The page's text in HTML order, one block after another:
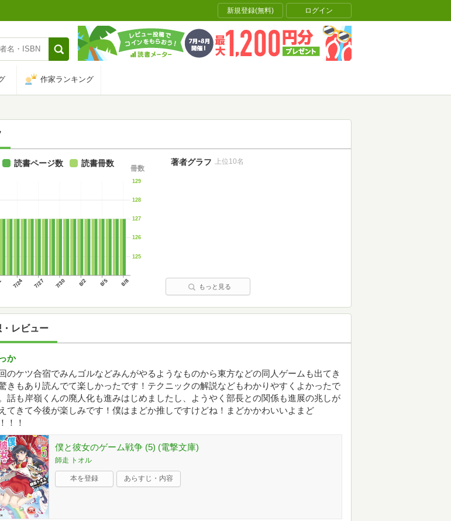
新規登録(無料) ログイン
作家ランキング
7/24 7/27 7/30 8/2 8/5 8/8
125
126
127
128
129
冊数
読書ページ数 読書冊数 著者グラフ 上位10名
もっと見る
レビュー
か
のケツ合宿でみんゴルなどみんがやるようなものから東方などの同人ゲームも出てき
きもあり読んでて楽しかったです！テクニックの解説などもわかりやすくよかったで
話も岸嶺くんの廃人化も進みはじめましたし、ようやく部長との関係も進展の兆しが
てきて今後が楽しみです！僕はまどか推しですけどね！まどかかわいいよまど
！！
僕と彼女のゲーム戦争 (5) (電撃文庫)
師走 トオル
本を登録 あらすじ・内容